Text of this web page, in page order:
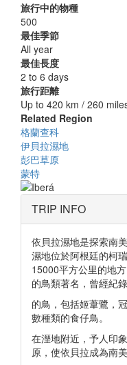
旅行中的物種
500
最佳季節
All year
最佳長度
2 to 6 days
旅行距離
Up to 420 km / 260
Related Region
格蘭查科
伊貝拉濕地
彭巴草原
蒙特
TRIP INFO
依貝拉濕地是探索南
濕地位於阿根廷的柯
15000平方公里的地
的鳥類著名，曾經紀
的鳥，包括姬葦鷺，
數種類的食仔鳥。
在溼地附近，予人印
原，使依貝拉成為南美